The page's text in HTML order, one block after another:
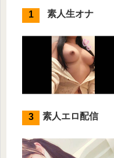
素人生オナ
素人エロ配信